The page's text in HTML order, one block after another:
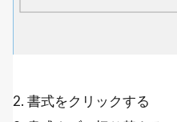
2. 書式をクリックする